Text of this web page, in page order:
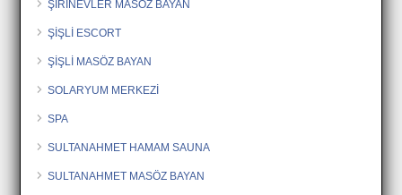
ŞİRİNEVLER MASÖZ BAYAN
ŞİŞLİ ESCORT
ŞİŞLİ MASÖZ BAYAN
SOLARYUM MERKEZİ
SPA
SULTANAHMET HAMAM SAUNA
SULTANAHMET MASÖZ BAYAN